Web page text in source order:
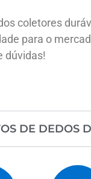
coletores
para o
dúvidas!
DE DEDOS